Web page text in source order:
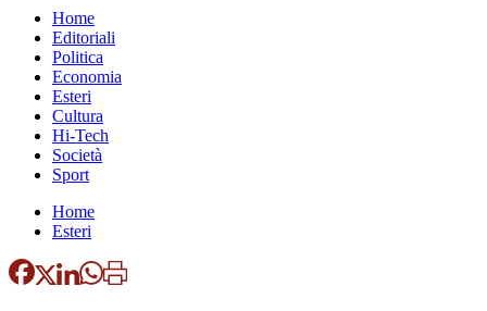
Home
Editoriali
Politica
Economia
Esteri
Cultura
Hi-Tech
Società
Sport
Home
Esteri